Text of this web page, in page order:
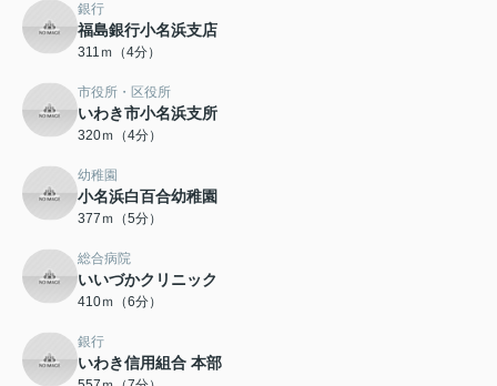
銀行
福島銀行小名浜支店
311ｍ（4分）
市役所・区役所
いわき市小名浜支所
320ｍ（4分）
幼稚園
小名浜白百合幼稚園
377ｍ（5分）
総合病院
いいづかクリニック
410ｍ（6分）
銀行
いわき信用組合 本部